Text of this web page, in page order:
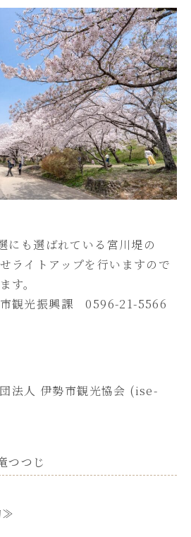
にも選ばれている宮川堤の
ライトアップを行いますので
す。
市観光振興課 0596-21-5566
法人 伊勢市観光協会 (ise-
つつじ
≫